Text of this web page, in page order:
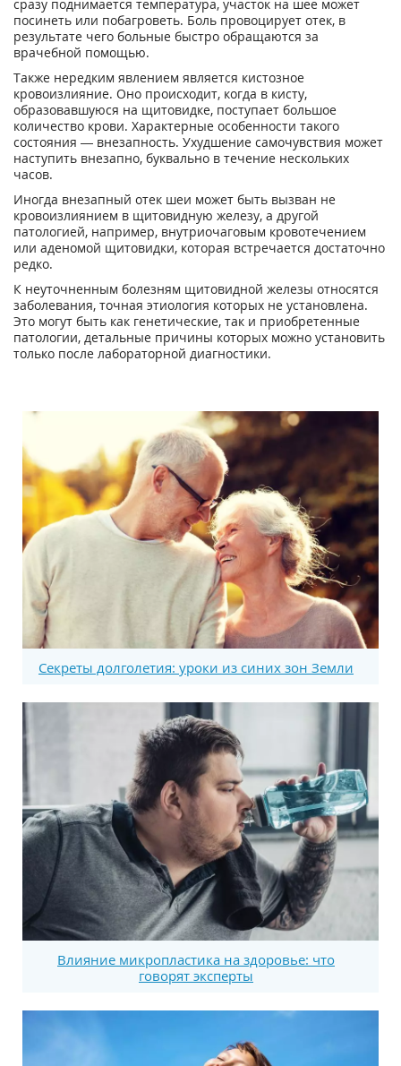
сразу поднимается температура, участок на шее может
посинеть или побагроветь. Боль провоцирует отек, в
результате чего больные быстро обращаются за
врачебной помощью.
Также нередким явлением является кистозное
кровоизлияние. Оно происходит, когда в кисту,
образовавшуюся на щитовидке, поступает большое
количество крови. Характерные особенности такого
состояния — внезапность. Ухудшение самочувствия может
наступить внезапно, буквально в течение нескольких
часов.
Иногда внезапный отек шеи может быть вызван не
кровоизлиянием в щитовидную железу, а другой
патологией, например, внутриочаговым кровотечением
или аденомой щитовидки, которая встречается достаточно
редко.
К неуточненным болезням щитовидной железы относятся
заболевания, точная этиология которых не установлена.
Это могут быть как генетические, так и приобретенные
патологии, детальные причины которых можно установить
только после лабораторной диагностики.
Секреты долголетия: уроки из синих зон Земли
Влияние микропластика на здоровье: что
говорят эксперты